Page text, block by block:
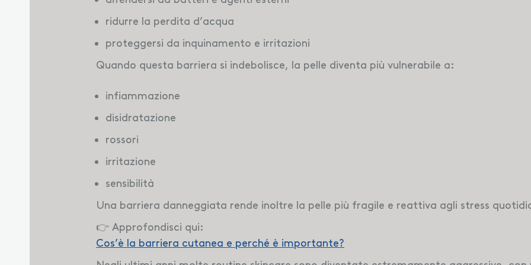
ridurre la perdita d’acqua
proteggersi da inquinamento e irritazioni
Quando questa barriera si indebolisce, la pelle diventa più vulnerabile a:
infiammazione
disidratazione
rossori
irritazione
sensibilità
Una barriera danneggiata rende inoltre la pelle più fragile e reattiva agli stress
👉 Approfondisci qui:
Cos’è la barriera cutanea e perché è importante?